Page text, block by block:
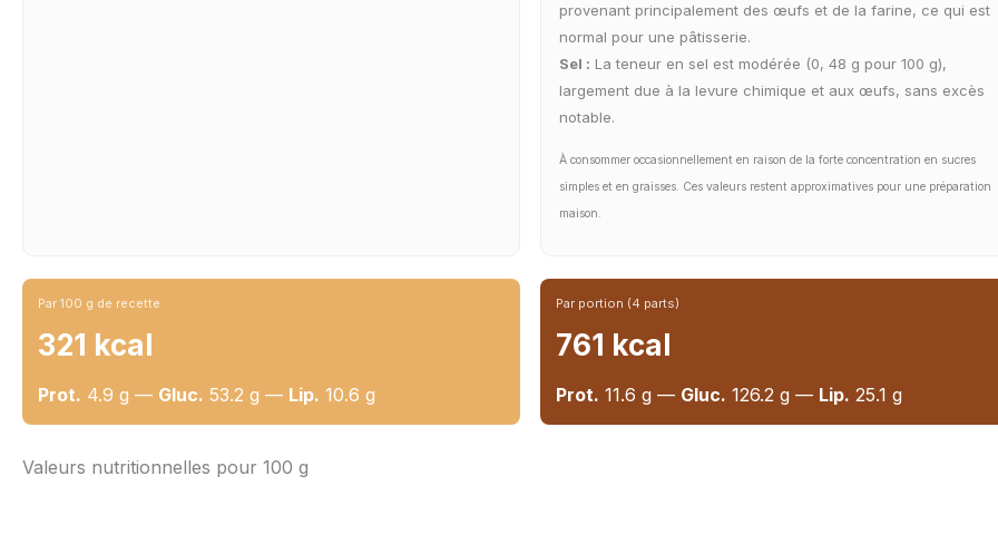
provenant principalement des œufs et de la farine, ce qui est
normal pour une pâtisserie.
Sel : La teneur en sel est modérée (0, 48 g pour 100 g),
largement due à la levure chimique et aux œufs, sans excès
notable.
À consommer occasionnellement en raison de la forte concentration en sucres
simples et en graisses. Ces valeurs restent approximatives pour une préparation
maison.
Par 100 g de recette
321 kcal
Prot. 4.9 g — Gluc. 53.2 g — Lip. 10.6 g
Par portion (4 parts)
761 kcal
Prot. 11.6 g — Gluc. 126.2 g — Lip. 25.1 g
Valeurs nutritionnelles pour 100 g